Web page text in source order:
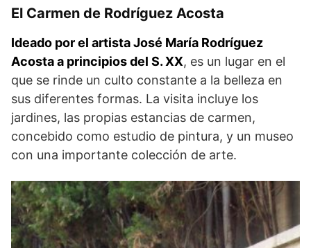
El Carmen de Rodríguez Acosta
Ideado por el artista José María Rodríguez
Acosta a principios del S. XX, es un lugar en el
que se rinde un culto constante a la belleza en
sus diferentes formas. La visita incluye los
jardines, las propias estancias de carmen,
concebido como estudio de pintura, y un museo
con una importante colección de arte.